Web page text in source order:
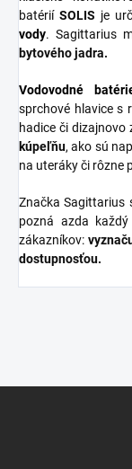
batériíSOLIS je
vody. Sagittarius
bytového jadra.
Vodovodné
sprchové hlavice s
hadice či dizajnovo
kúpeľňu, ako sú
na uteráky či rôzne
Značka Sagittarius
pozná azda
zákazníkov:
dostupnosťou.